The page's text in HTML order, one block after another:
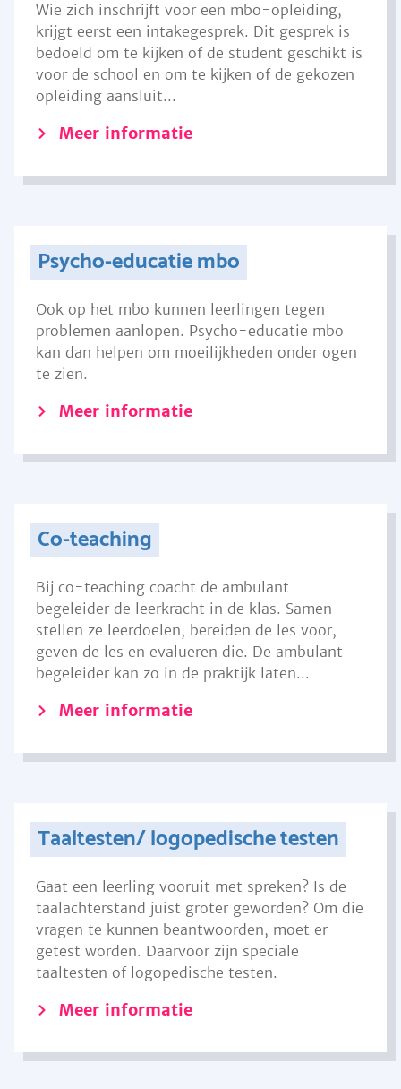
Wie zich inschrijft voor een mbo-opleiding,
krijgt eerst een intakegesprek. Dit gesprek is
bedoeld om te kijken of de student geschikt is
voor de school en om te kijken of de gekozen
opleiding aansluit...
Meer informatie
Psycho-educatie mbo
Ook op het mbo kunnen leerlingen tegen
problemen aanlopen. Psycho-educatie mbo
kan dan helpen om moeilijkheden onder ogen
te zien.
Meer informatie
Co-teaching
Bij co-teaching coacht de ambulant
begeleider de leerkracht in de klas. Samen
stellen ze leerdoelen, bereiden de les voor,
geven de les en evalueren die. De ambulant
begeleider kan zo in de praktijk laten...
Meer informatie
Taaltesten/ logopedische testen
Gaat een leerling vooruit met spreken? Is de
taalachterstand juist groter geworden? Om die
vragen te kunnen beantwoorden, moet er
getest worden. Daarvoor zijn speciale
taaltesten of logopedische testen.
Meer informatie